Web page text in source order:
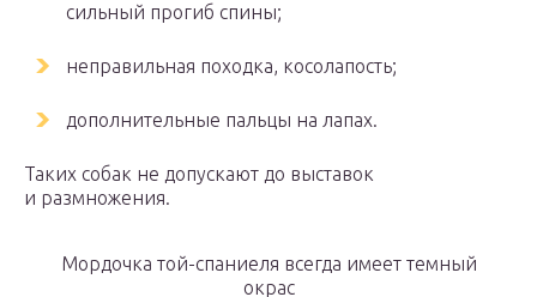
сильный прогиб спины;
неправильная походка, косолапость;
дополнительные пальцы на лапах.
Таких собак не допускают до выставок
и размножения.
Мордочка той-спаниеля всегда имеет темный
окрас